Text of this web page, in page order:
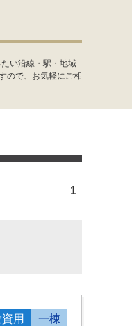
い沿線・駅・地域
ので、お気軽にご相
1
用 一棟